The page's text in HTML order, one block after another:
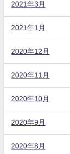
2021年3月
2021年1月
2020年12月
2020年11月
2020年10月
2020年9月
2020年8月